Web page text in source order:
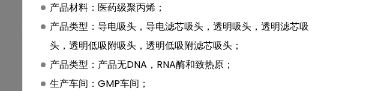
产品材料：医药级聚丙烯；
产品类型：导电吸头，导电滤芯吸头，透明吸头，透明滤芯吸
头，透明低吸附吸头，透明低吸附滤芯吸头；
产品类型：产品无DNA，RNA酶和致热原；
生产车间：GMP车间；